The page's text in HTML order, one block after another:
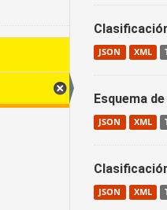
JSON XML
Esquema
JSON XML
JSON XML